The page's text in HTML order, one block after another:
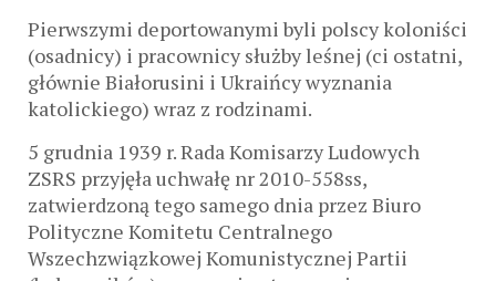
Pierwszymi deportowanymi byli polscy koloniści
(osadnicy) i pracownicy służby leśnej (ci ostatni,
głównie Białorusini i Ukraińcy wyznania
katolickiego) wraz z rodzinami.
5 grudnia 1939 r. Rada Komisarzy Ludowych
ZSRS przyjęła uchwałę nr 2010-558ss,
zatwierdzoną tego samego dnia przez Biuro
Polityczne Komitetu Centralnego
Wszechzwiązkowej Komunistycznej Partii